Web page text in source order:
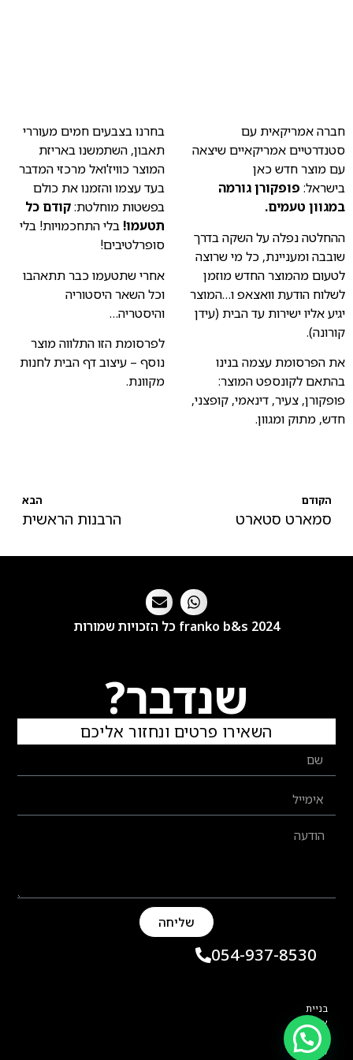
חברה אמריקאית עם
סטנדרטיים אמריקאיים שיצאה
עם מוצר חדש כאן
בישראל: פופקורן גורמה
במגוון טעמים.
ההחלטה נפלה על השקה בדרך
שובבה ומעניינת, כל מי שרוצה
לטעום מהמוצר החדש מוזמן
לשלוח הודעת וואצאפ ו…המוצר
יגיע אליו ישירות עד הבית (עידן
קורונה).
את הפרסומת עצמה בנינו
בהתאם לקונספט המוצר:
פופקורן, צעיר, דינאמי, קופצני,
חדש, מתוק ומגוון.
בחרנו בצבעים חמים מעוררי
תאבון, השתמשנו באריזת
המוצר כוויז'ואל מרכזי המדבר
בעד עצמו והזמנו את כולם
בפשטות מוחלטת:קודם כל
תטעמו! בלי התחכמויות! בלי
סופרלטיבים!
אחרי שתטעמו כבר תתאהבו
וכל השאר היסטוריה
והיסטריה…
לפרסומת הזו התלווה מוצר
נוסף – עיצוב דף הבית לחנות
מקוונת.
הקודם
סמארט סטארט
הבא
הרבנות הראשית
franko b&s 2024 כל הזכויות שמורות
שנדבר?
השאירו פרטים ונחזור אליכם
שליחה
054-937-8530
בניית
אתר:
תמי
קליין